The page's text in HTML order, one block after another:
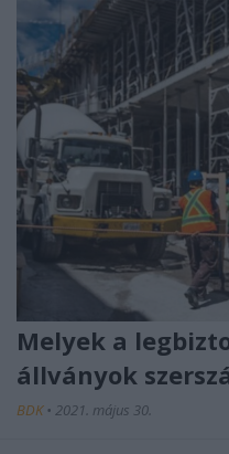
Melyek a
állványok
BDK • 2021. május 30.